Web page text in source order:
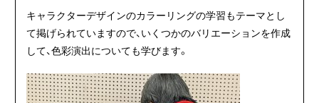
キャラクターデザインのカラーリングの学習もテーマとし
て掲げられていますので、いくつかのバリエーションを作成
して、色彩演出についても学びます。